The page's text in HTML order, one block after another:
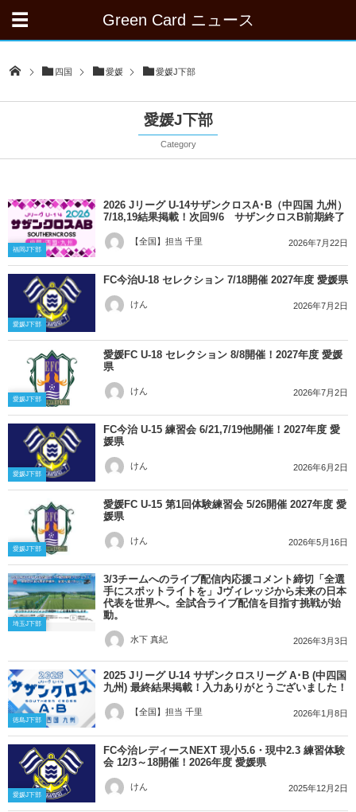
Green Card ニュース
四国 愛媛 愛媛J下部
愛媛J下部
Category
福岡J下部
2026 Jリーグ U-14サザンクロスA･B（中四国 九州）
7/18,19結果掲載！次回9/6 サザンクロスB前期終了
【全国】担当 千里 2026年7月22日
愛媛J下部
FC今治U-18 セレクション 7/18開催 2027年度 愛媛県
けん 2026年7月2日
愛媛J下部
愛媛FC U-18 セレクション 8/8開催！2027年度 愛媛
県
けん 2026年7月2日
愛媛J下部
FC今治 U-15 練習会 6/21,7/19他開催！2027年度 愛
媛県
けん 2026年6月2日
愛媛J下部
愛媛FC U-15 第1回体験練習会 5/26開催 2027年度 愛
媛県
けん 2026年5月16日
埼玉J下部
3/3チームへのライブ配信内応援コメント締切「全選
手にスポットライトを」Jヴィレッジから未来の日本
代表を世界へ。全試合ライブ配信を目指す挑戦が始
動。
水下 真紀 2026年3月3日
徳島J下部
2025 Jリーグ U-14 サザンクロスリーグ A･B (中四国
九州) 最終結果掲載！入力ありがとうございました！
【全国】担当 千里 2026年1月8日
愛媛J下部
FC今治レディースNEXT 現小5.6・現中2.3 練習体験
会 12/3～18開催！2026年度 愛媛県
けん 2025年12月2日